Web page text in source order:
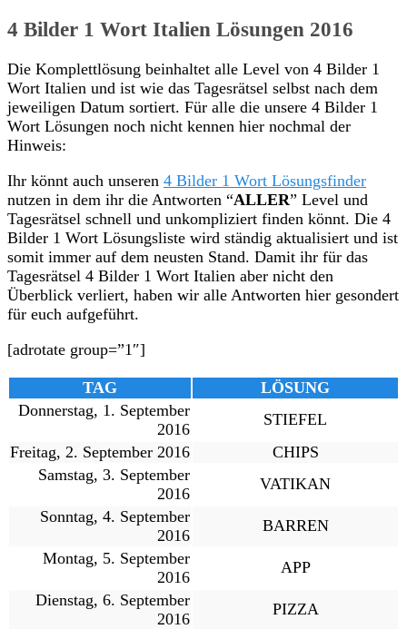
4 Bilder 1 Wort Italien Lösungen 2016
Die Komplettlösung beinhaltet alle Level von 4 Bilder 1
Wort Italien und ist wie das Tagesrätsel selbst nach dem
jeweiligen Datum sortiert. Für alle die unsere 4 Bilder 1
Wort Lösungen noch nicht kennen hier nochmal der
Hinweis:
Ihr könnt auch unseren 4 Bilder 1 Wort Lösungsfinder
nutzen in dem ihr die Antworten “ALLER” Level und
Tagesrätsel schnell und unkompliziert finden könnt. Die 4
Bilder 1 Wort Lösungsliste wird ständig aktualisiert und ist
somit immer auf dem neusten Stand. Damit ihr für das
Tagesrätsel 4 Bilder 1 Wort Italien aber nicht den
Überblick verliert, haben wir alle Antworten hier gesondert
für euch aufgeführt.
[adrotate group=”1″]
TAG
LÖSUNG
Donnerstag, 1. September
2016
STIEFEL
Freitag, 2. September 2016
CHIPS
Samstag, 3. September
2016
VATIKAN
Sonntag, 4. September
2016
BARREN
Montag, 5. September
2016
APP
Dienstag, 6. September
2016
PIZZA